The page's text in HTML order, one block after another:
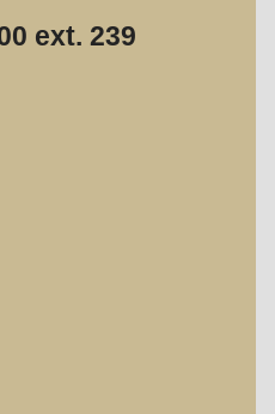
ext. 239